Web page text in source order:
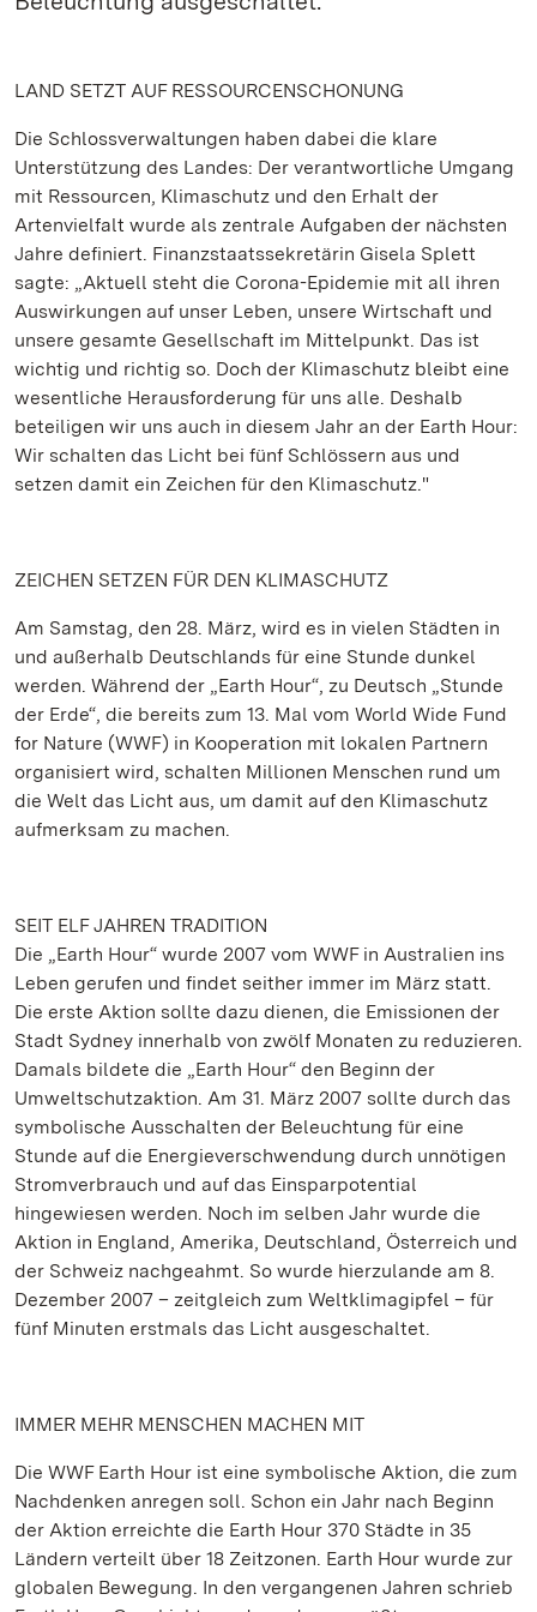
LAND SETZT AUF RESSOURCENSCHONUNG
Die Schlossverwaltungen haben dabei die klare
Unterstützung des Landes: Der verantwortliche Umgang
mit Ressourcen, Klimaschutz und den Erhalt der
Artenvielfalt wurde als zentrale Aufgaben der nächsten
Jahre definiert. Finanzstaatssekretärin Gisela Splett
sagte: „Aktuell steht die Corona-Epidemie mit all ihren
Auswirkungen auf unser Leben, unsere Wirtschaft und
unsere gesamte Gesellschaft im Mittelpunkt. Das ist
wichtig und richtig so. Doch der Klimaschutz bleibt eine
wesentliche Herausforderung für uns alle. Deshalb
beteiligen wir uns auch in diesem Jahr an der Earth Hour:
Wir schalten das Licht bei fünf Schlössern aus und
setzen damit ein Zeichen für den Klimaschutz."
ZEICHEN SETZEN FÜR DEN KLIMASCHUTZ
Am Samstag, den 28. März, wird es in vielen Städten in
und außerhalb Deutschlands für eine Stunde dunkel
werden. Während der „Earth Hour“, zu Deutsch „Stunde
der Erde“, die bereits zum 13. Mal vom World Wide Fund
for Nature (WWF) in Kooperation mit lokalen Partnern
organisiert wird, schalten Millionen Menschen rund um
die Welt das Licht aus, um damit auf den Klimaschutz
aufmerksam zu machen.
SEIT ELF JAHREN TRADITION
Die „Earth Hour“ wurde 2007 vom WWF in Australien ins
Leben gerufen und findet seither immer im März statt.
Die erste Aktion sollte dazu dienen, die Emissionen der
Stadt Sydney innerhalb von zwölf Monaten zu reduzieren.
Damals bildete die „Earth Hour“ den Beginn der
Umweltschutzaktion. Am 31. März 2007 sollte durch das
symbolische Ausschalten der Beleuchtung für eine
Stunde auf die Energieverschwendung durch unnötigen
Stromverbrauch und auf das Einsparpotential
hingewiesen werden. Noch im selben Jahr wurde die
Aktion in England, Amerika, Deutschland, Österreich und
der Schweiz nachgeahmt. So wurde hierzulande am 8.
Dezember 2007 – zeitgleich zum Weltklimagipfel – für
fünf Minuten erstmals das Licht ausgeschaltet.
IMMER MEHR MENSCHEN MACHEN MIT
Die WWF Earth Hour ist eine symbolische Aktion, die zum
Nachdenken anregen soll. Schon ein Jahr nach Beginn
der Aktion erreichte die Earth Hour 370 Städte in 35
Ländern verteilt über 18 Zeitzonen. Earth Hour wurde zur
globalen Bewegung. In den vergangenen Jahren schrieb